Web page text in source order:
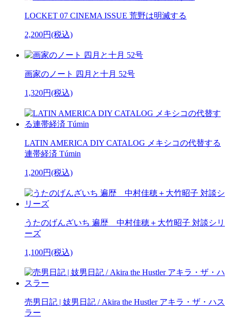
LOCKET 07 CINEMA ISSUE 荒野は明滅する
2,200円(税込)
画家のノート 四月と十月 52号
1,320円(税込)
LATIN AMERICA DIY CATALOG メキシコの代替する
連帯経済 Túmin
1,200円(税込)
うたのげんざいち 遍歴 中村佳穂＋大竹昭子 対談シリ
ーズ
1,100円(税込)
売男日記 | 妓男日記 / Akira the Hustler アキラ・ザ・ハス
ラー